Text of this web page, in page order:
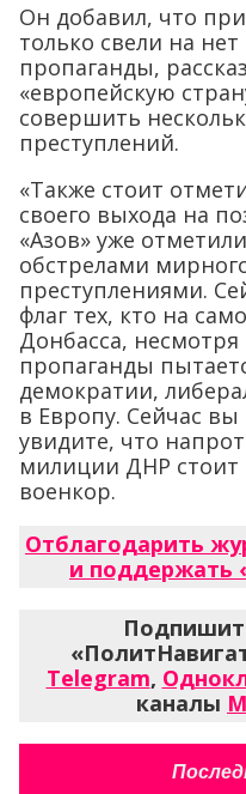
Он добавил, что
только свели на
пропаганды,
«европейскую
совершить
преступлений.
«Также стоит
своего выхода на
«Азов» уже
обстрелами
преступлениями.
флаг тех, кто на
Донбасса, несмотря
пропаганды
демократии,
в Европу. Сейчас
увидите, что
милиции ДНР стоит
военкор.
Отблагодарить
и поддержать
Telegram,
каналы